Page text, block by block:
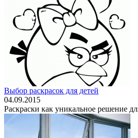
Выбор раскрасок для детей
04.09.2015
Раскраски как уникальное решение